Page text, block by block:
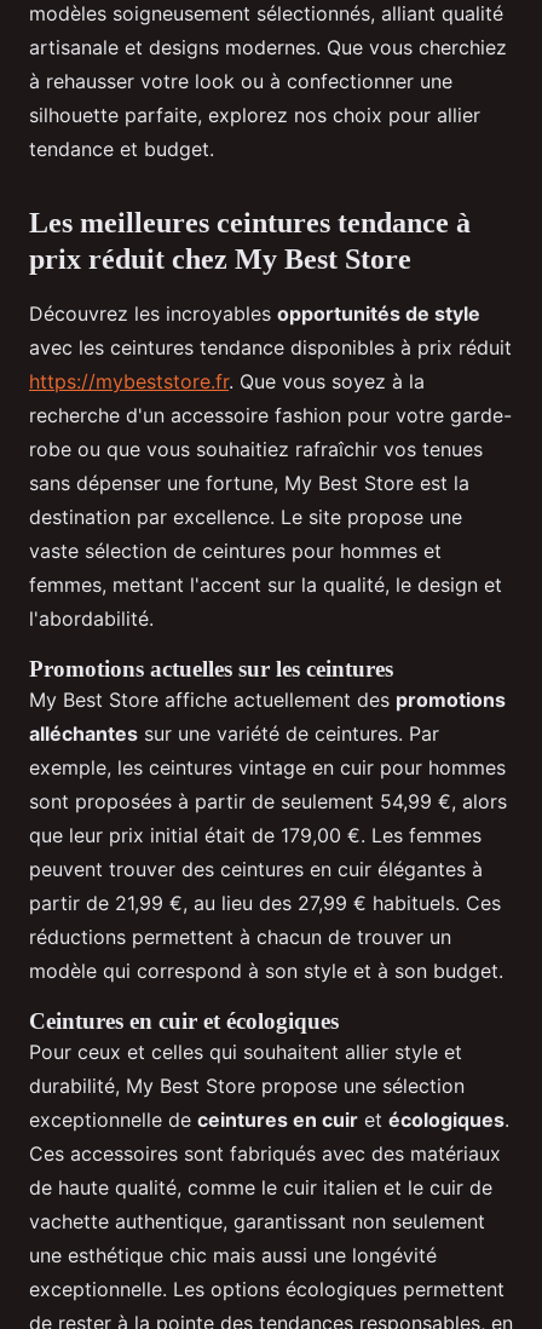
modèles soigneusement sélectionnés, alliant qualité
artisanale et designs modernes. Que vous cherchiez
à rehausser votre look ou à confectionner une
silhouette parfaite, explorez nos choix pour allier
tendance et budget.
Les meilleures ceintures tendance à
prix réduit chez My Best Store
Découvrez les incroyables opportunités de style
avec les ceintures tendance disponibles à prix réduit
https://mybeststore.fr. Que vous soyez à la
recherche d'un accessoire fashion pour votre garde-
robe ou que vous souhaitiez rafraîchir vos tenues
sans dépenser une fortune, My Best Store est la
destination par excellence. Le site propose une
vaste sélection de ceintures pour hommes et
femmes, mettant l'accent sur la qualité, le design et
l'abordabilité.
Promotions actuelles sur les ceintures
My Best Store affiche actuellement des promotions
alléchantes sur une variété de ceintures. Par
exemple, les ceintures vintage en cuir pour hommes
sont proposées à partir de seulement 54,99 €, alors
que leur prix initial était de 179,00 €. Les femmes
peuvent trouver des ceintures en cuir élégantes à
partir de 21,99 €, au lieu des 27,99 € habituels. Ces
réductions permettent à chacun de trouver un
modèle qui correspond à son style et à son budget.
Ceintures en cuir et écologiques
Pour ceux et celles qui souhaitent allier style et
durabilité, My Best Store propose une sélection
exceptionnelle de ceintures en cuir et écologiques.
Ces accessoires sont fabriqués avec des matériaux
de haute qualité, comme le cuir italien et le cuir de
vachette authentique, garantissant non seulement
une esthétique chic mais aussi une longévité
exceptionnelle. Les options écologiques permettent
de rester à la pointe des tendances responsables, en